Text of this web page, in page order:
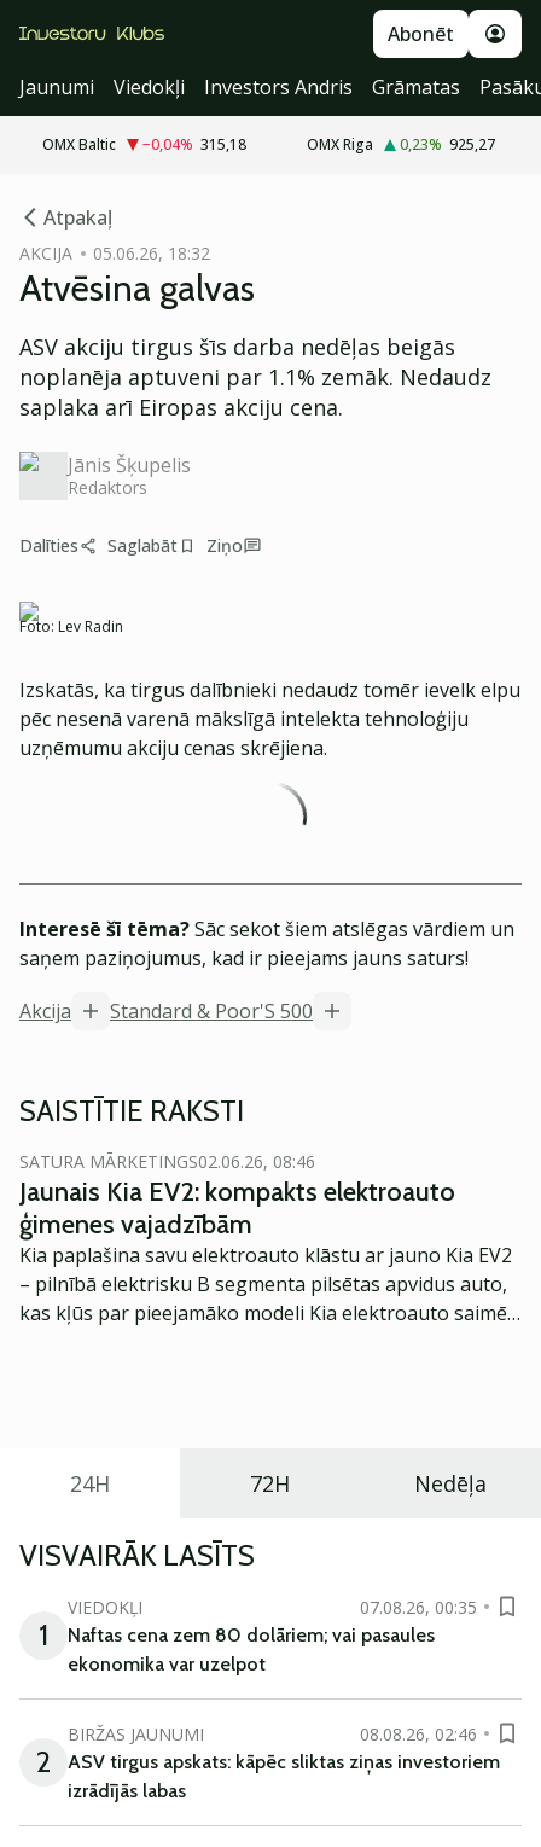
Abonēt
Jaunumi
Viedokļi Investors Andris Grāmatas
OMX Baltic −0,04% 315,18 OMX Riga 0,23% 925,27
Atpakaļ
AKCIJA 05.06.26, 18:32
Atvēsina galvas
ASV akciju tirgus šīs darba nedēļas beigās
noplanēja aptuveni par 1.1% zemāk. Nedaudz
saplaka arī Eiropas akciju cena.
Jānis Šķupelis
Redaktors
Dalīties Saglabāt Ziņo
Foto: Lev Radin
Izskatās, ka tirgus dalībnieki nedaudz tomēr ievelk elpu
pēc nesenā varenā mākslīgā intelekta tehnoloģiju
uzņēmumu akciju cenas skrējiena.
Interesē šī tēma?Sāc sekot šiem atslēgas vārdiem un
saņem paziņojumus, kad ir pieejams jauns saturs!
Akcija
Standard & Poor'S 500
SAISTĪTIE RAKSTI
SATURA MĀRKETINGS02.06.26, 08:46
Jaunais Kia EV2: kompakts elektroauto
ģimenes vajadzībām
Kia paplašina savu elektroauto klāstu ar jauno Kia EV2
– pilnībā elektrisku B segmenta pilsētas apvidus auto,
kas kļūs par pieejamāko modeli Kia elektroauto saimē
24H 72H Nedēļa
VISVAIRĀK LASĪTS
1
VIEDOKĻI
07.08.26, 00:35
Naftas cena zem 80 dolāriem; vai pasaules
ekonomika var uzelpot
2
BIRŽAS JAUNUMI
08.08.26, 02:46
ASV tirgus apskats: kāpēc sliktas ziņas investoriem
izrādījās labas